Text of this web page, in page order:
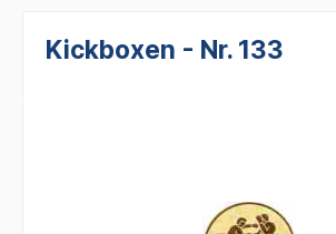
Kickboxen - Nr. 133